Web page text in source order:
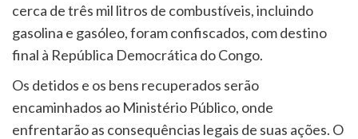
cerca de três mil litros de combustíveis, incluindo
gasolina e gasóleo, foram confiscados, com destino
final à República Democrática do Congo.
Os detidos e os bens recuperados serão
encaminhados ao Ministério Público, onde
enfrentarão as consequências legais de suas ações. O